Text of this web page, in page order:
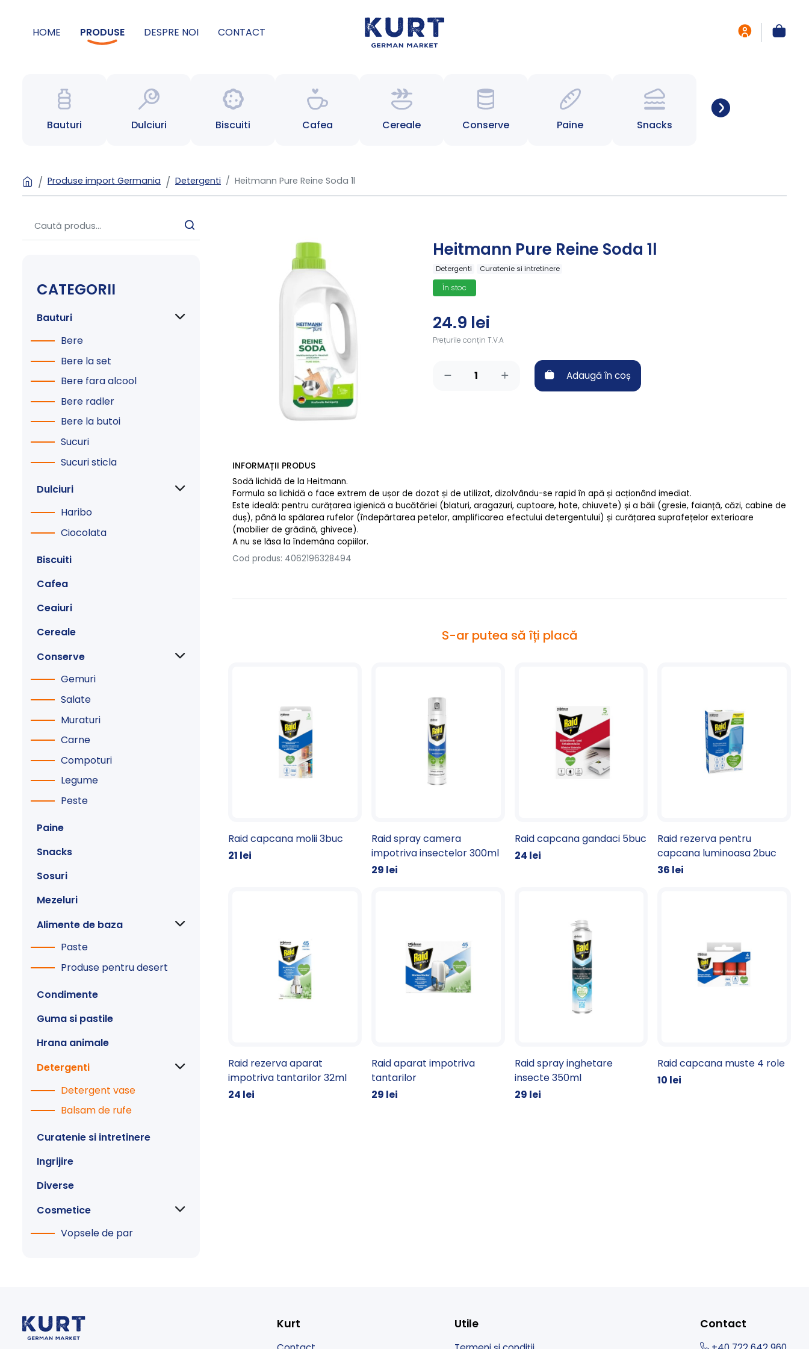
HOME PRODUSE DESPRE NOI CONTACT
Bauturi Dulciuri Biscuiti Cafea Cereale Conserve Paine Snacks
Produse import Germania Detergenti Heitmann Pure Reine Soda 1l
CATEGORII
Bauturi
Bere
Bere la set
Bere fara alcool
Bere radler
Bere la butoi
Sucuri
Sucuri sticla
Dulciuri
Haribo
Ciocolata
Biscuiti
Cafea
Ceaiuri
Cereale
Conserve
Gemuri
Salate
Muraturi
Carne
Compoturi
Legume
Peste
Paine
Snacks
Sosuri
Mezeluri
Alimente de baza
Paste
Produse pentru desert
Condimente
Guma si pastile
Hrana animale
Detergenti
Detergent vase
Balsam de rufe
Curatenie si intretinere
Ingrijire
Diverse
Cosmetice
Vopsele de par
Heitmann Pure Reine Soda 1l
Detergenti Curatenie si intretinere
În stoc
24.9 lei
Prețurile conțin T.V.A
Adaugă în coș
INFORMAȚII PRODUS
Sodă lichidă de la Heitmann.
Formula sa lichidă o face extrem de ușor de dozat și de utilizat, dizolvându-se rapid în apă și acționând imediat.
Este ideală: pentru curățarea igienică a bucătăriei (blaturi, aragazuri, cuptoare, hote, chiuvete) și a băii (gresie, faianță, căzi, cabine de
duș), până la spălarea rufelor (îndepărtarea petelor, amplificarea efectului detergentului) și curățarea suprafețelor exterioare
(mobilier de grădină, ghivece).
A nu se lăsa la îndemâna copiilor.
Cod produs: 4062196328494
S-ar putea să îți placă
Raid capcana molii 3buc
21 lei
Raid spray camera
impotriva insectelor 300ml
29 lei
Raid capcana gandaci 5buc
24 lei
Raid rezerva pentru
capcana luminoasa 2buc
36 lei
Raid rezerva aparat
impotriva tantarilor 32ml
24 lei
Raid aparat impotriva
tantarilor
29 lei
Raid spray inghetare
insecte 350ml
29 lei
Raid capcana muste 4 role
10 lei
Kurt Utile Contact